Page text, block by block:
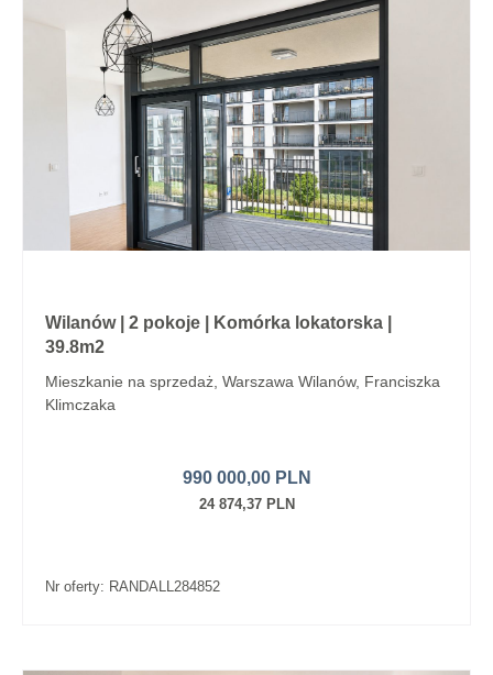
Wilanów | 2 pokoje | Komórka lokatorska |
39.8m2
Mieszkanie na sprzedaż, Warszawa Wilanów, Franciszka
Klimczaka
990 000,00 PLN
24 874,37 PLN
Nr oferty: RANDALL284852